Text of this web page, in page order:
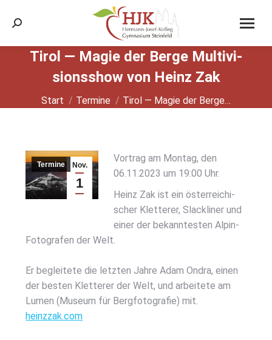
Search:
Tirol — Magie der Ber­ge Mul­ti­vi­
si­ons­show von Heinz Zak
Sie befinden sich hier:
Start Termine Tirol — Magie der Ber­ge…
Nov.
1
Termine
Vor­trag am Mon­tag, den
06.11.2023 um 19:00 Uhr.
Heinz Zak ist ein öster­rei­chi­
scher Klet­te­rer, Slack­li­ner und
einer der bekann­tes­ten Alpin-
Foto­gra­fen der Welt.
Er beglei­te­te die letz­ten Jah­re Adam Ondra, einen
der bes­ten Klet­te­rer der Welt, und arbei­te­te am
Lumen (Muse­um für Berg­fo­to­gra­fie) mit.
heinzzak.com